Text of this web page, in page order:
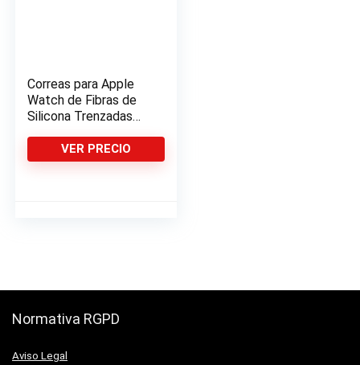
Correas para Apple
Watch de Fibras de
Silicona Trenzadas
VER PRECIO
Normativa RGPD
Aviso Legal